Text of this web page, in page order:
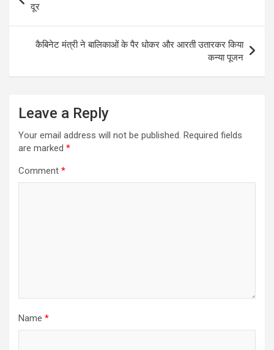
s
a
दूर
कैबिनेट मंत्री ने बालिकाओं के पैर धोकर और आरती उतारकर किया
कन्या पूजन
Leave a Reply
Your email address will not be published. Required fields
are marked *
Comment *
Name *